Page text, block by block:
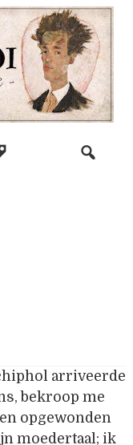
arriveerde
bekroop me
opgewonden
moedertaal; ik